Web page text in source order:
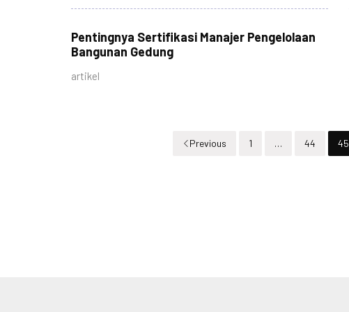
Pentingnya Sertifikasi Manajer Pengelolaan
Bangunan Gedung
artikel
Previous 1 … 44 45